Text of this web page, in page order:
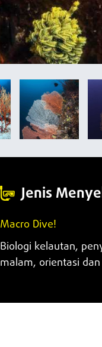
Jenis
Macro Dive!
Biologi kelautan,
malam, orientasi